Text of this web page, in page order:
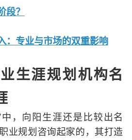
段？
：专业与市场的双重影响
生涯规划机构名
，向阳生涯还是比较出名
业规划咨询起家的，其打造